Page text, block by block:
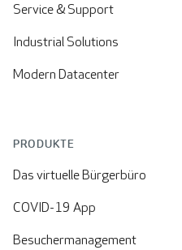
Service & Support
Industrial Solutions
Modern Datacenter
PRODUKTE
Das virtuelle Bürgerbüro
COVID-19 App
Besuchermanagement